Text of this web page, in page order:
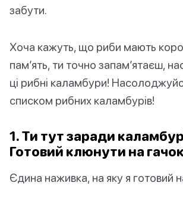
забути.
Хоча кажуть, що риби мають
пам’ять, ти точно запам’ятаєш,
ці рибні каламбури!
списком рибних каламбурів!
1. Ти тут заради
Готовий клюнути на
Єдина наживка, на яку я готовий